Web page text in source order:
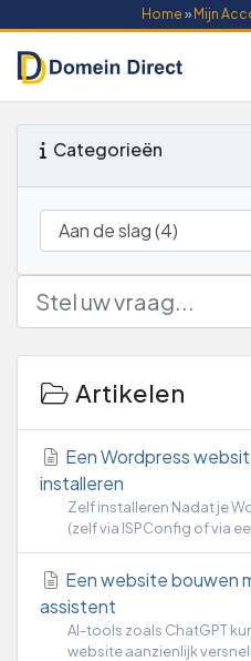
Home » Mijn
Categorieën
Artikelen
Een Wordpress
installeren
Zelf installeren Nadat je
(zelf via ISPConfig of via
Een website bouwen
assistent
AI-tools zoals ChatGPT
website aanzienlijk